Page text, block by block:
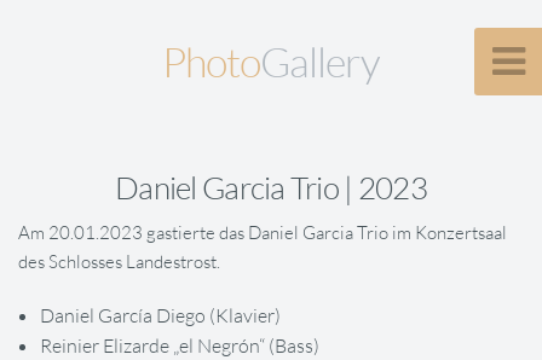
PhotoGallery
Daniel Garcia Trio | 2023
Am 20.01.2023 gastierte das Daniel Garcia Trio im Konzertsaal
des Schlosses Landestrost.
Daniel García Diego (Klavier)
Reinier Elizarde „el Negrón“ (Bass)